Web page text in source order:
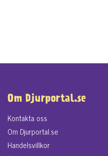
Om Djurportal.se
Kontakta oss
Om Djurportal.se
Handelsvillkor